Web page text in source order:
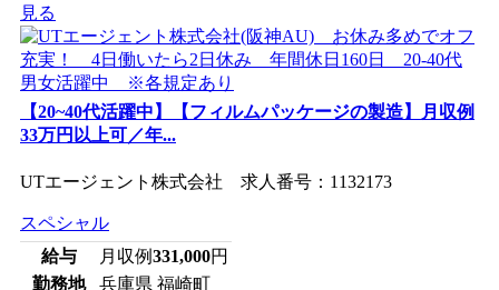
見る
【20~40代活躍中】【フィルムパッケージの製造】月収例
33万円以上可／年...
UTエージェント株式会社 求人番号：1132173
スペシャル
給与
月収例331,000円
勤務地
兵庫県 福崎町